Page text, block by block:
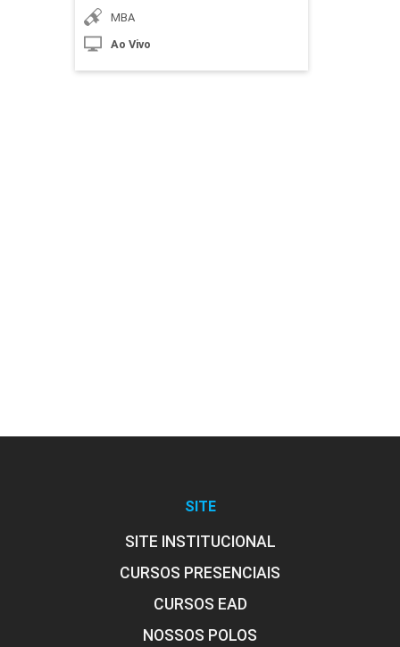
do Trabalho
10h
Liderança Compartilhada
10h
MBA
Ao Vivo
SITE
SITE INSTITUCIONAL
CURSOS PRESENCIAIS
CURSOS EAD
NOSSOS POLOS